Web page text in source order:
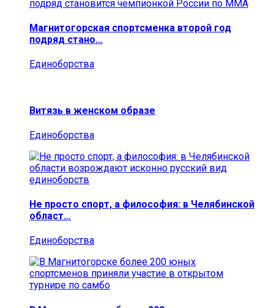
Магнитогорская спортсменка второй год
подряд стано…
Единоборства
Витязь в женском образе
Единоборства
Не просто спорт, а философия: в Челябинской
област…
Единоборства